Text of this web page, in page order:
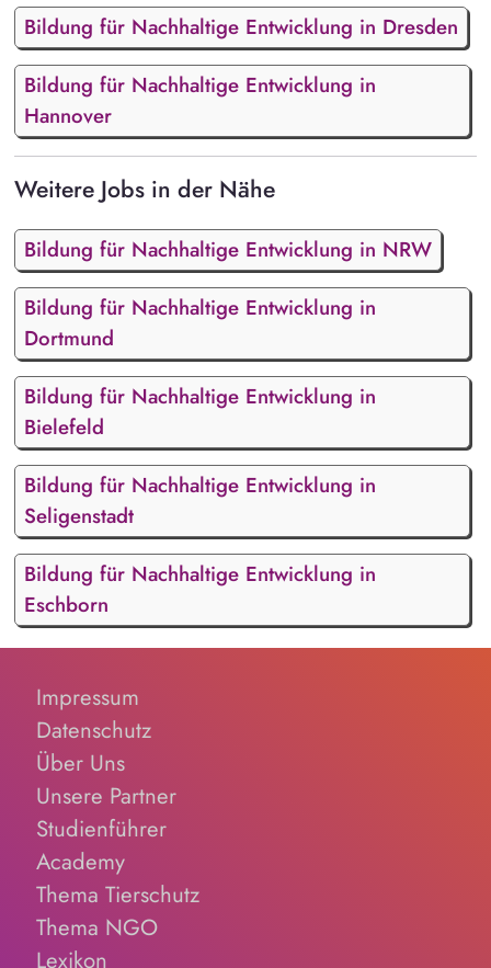
Bildung für Nachhaltige Entwicklung in Dresden
Bildung für Nachhaltige Entwicklung in
Hannover
Weitere Jobs in der Nähe
Bildung für Nachhaltige Entwicklung in NRW
Bildung für Nachhaltige Entwicklung in
Dortmund
Bildung für Nachhaltige Entwicklung in
Bielefeld
Bildung für Nachhaltige Entwicklung in
Seligenstadt
Bildung für Nachhaltige Entwicklung in
Eschborn
Impressum
Datenschutz
Über Uns
Unsere Partner
Studienführer
Academy
Thema Tierschutz
Thema NGO
Lexikon